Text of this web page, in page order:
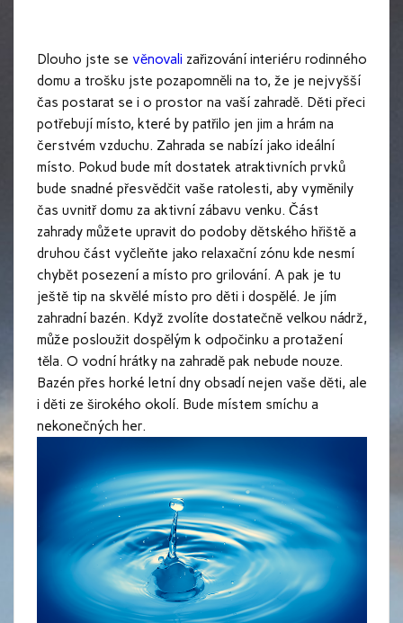
Dlouho jste se věnovali zařizování interiéru rodinného
domu a trošku jste pozapomněli na to, že je nejvyšší
čas postarat se i o prostor na vaší zahradě. Děti přeci
potřebují místo, které by patřilo jen jim a hrám na
čerstvém vzduchu. Zahrada se nabízí jako ideální
místo. Pokud bude mít dostatek atraktivních prvků
bude snadné přesvědčit vaše ratolesti, aby vyměnily
čas uvnitř domu za aktivní zábavu venku. Část
zahrady můžete upravit do podoby dětského hřiště a
druhou část vyčleňte jako relaxační zónu kde nesmí
chybět posezení a místo pro grilování. A pak je tu
ještě tip na skvělé místo pro děti i dospělé. Je jím
zahradní bazén. Když zvolíte dostatečně velkou nádrž,
může posloužit dospělým k odpočinku a protažení
těla. O vodní hrátky na zahradě pak nebude nouze.
Bazén přes horké letní dny obsadí nejen vaše děti, ale
i děti ze širokého okolí. Bude místem smíchu a
nekonečných her.